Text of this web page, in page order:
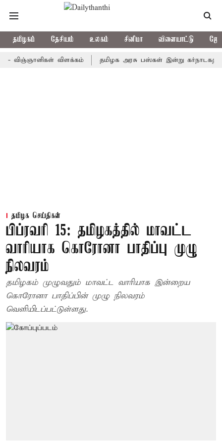
தமிழகம் தேசியம் உலகம் சினிமா விளையாட்டு
விளக்கம் தமிழக அரசு பஸ்கள் இன்று கர்நாடகத்துக்கு
தமிழக செய்திகள்
பிப்ரவரி 15: தமிழகத்தில் மாவட்ட
வாரியாக கொரோனா பாதிப்பு முழு
நிலவரம்
தமிழகம் முழுவதும் மாவட்ட வாரியாக இன்றைய
கொரோனா பாதிப்பின் முழு நிலவரம்
வெளியிடப்பட்டுள்ளது.